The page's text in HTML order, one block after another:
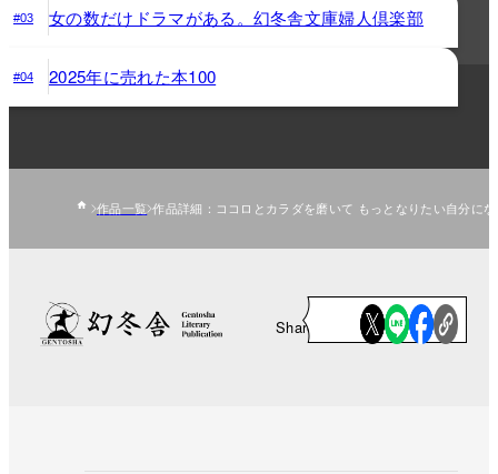
#03 女の数だけドラマがある。幻冬舎文庫婦人倶楽部
#04 2025年に売れた本100
作品一覧 作品詳細：ココロとカラダを磨いて もっとなりたい自分に
Share